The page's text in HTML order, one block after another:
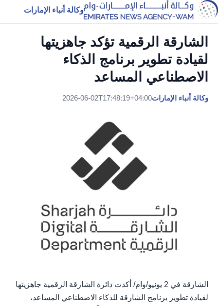
وكالة أنباء الإمارات
الشارقة الرقمية تؤكد جاهزيتها
لقيادة تطوير برنامج الذكاء
الاصطناعي المساعد
وكالة أنباء الإمارات2026-06-02T17:48:19+04:00
الشارقة في 2 يونيو/وام/ أكدت دائرة الشارقة الرقمية جاهزيتها
لقيادة تطوير برنامج الشارقة للذكاء الاصطناعي المساعد،